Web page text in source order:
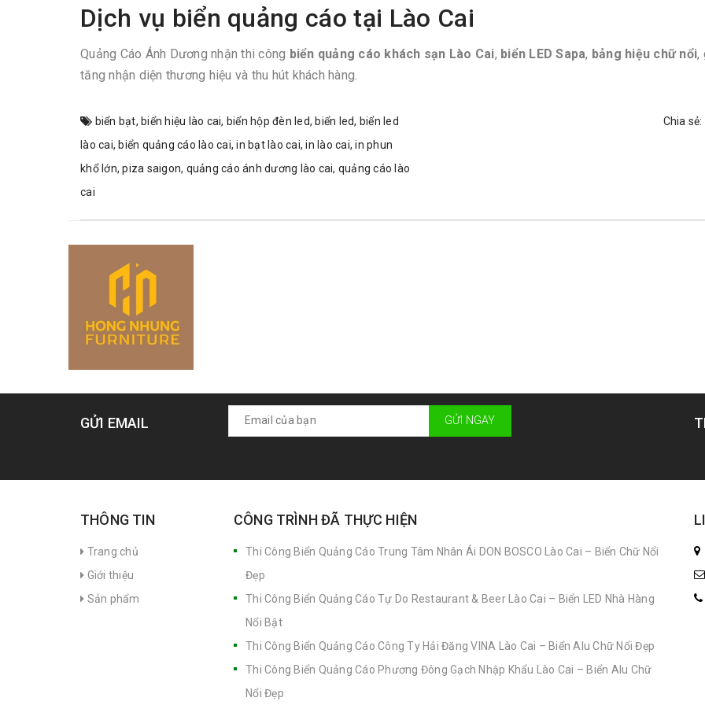
Dịch vụ biển quảng cáo tại Lào Cai
Quảng Cáo Ánh Dương nhận thi công biển quảng cáo khách sạn Lào Cai, biển LED Sapa, bảng hiệu chữ nổi,
tăng nhận diện thương hiệu và thu hút khách hàng.
biển bạt, biển hiệu lào cai, biển hộp đèn led, biển led, biển led
lào cai, biển quảng cáo lào cai,in bạt lào cai,in lào cai,in phun
khổ lớn,piza saigon, quảng cáo ánh dương lào cai, quảng cáo lào
cai
Chia sẻ:
GỬI EMAIL GỬI NGAY
THÔNG TIN
Trang chủ
Giới thiệu
Sản phẩm
CÔNG TRÌNH ĐÃ THỰC HIỆN
Thi Công Biển Quảng Cáo Trung Tâm Nhân Ái DON BOSCO Lào Cai – Biển Chữ Nổi
Đẹp
Thi Công Biển Quảng Cáo Tự Do Restaurant & Beer Lào Cai – Biển LED Nhà Hàng
Nổi Bật
Thi Công Biển Quảng Cáo Công Ty Hải Đăng VINA Lào Cai – Biển Alu Chữ Nổi Đẹp
Thi Công Biển Quảng Cáo Phương Đông Gạch Nhập Khẩu Lào Cai – Biển Alu Chữ
Nổi Đẹp